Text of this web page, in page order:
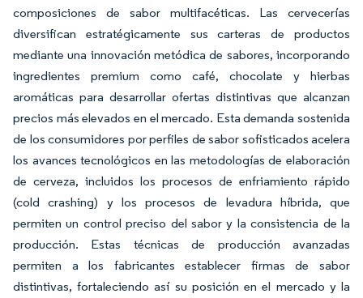
composiciones de sabor multifacéticas. Las cervecerías
diversifican estratégicamente sus carteras de productos
mediante una innovación metódica de sabores, incorporando
ingredientes premium como café, chocolate y hierbas
aromáticas para desarrollar ofertas distintivas que alcanzan
precios más elevados en el mercado. Esta demanda sostenida
de los consumidores por perfiles de sabor sofisticados acelera
los avances tecnológicos en las metodologías de elaboración
de cerveza, incluidos los procesos de enfriamiento rápido
(cold crashing) y los procesos de levadura híbrida, que
permiten un control preciso del sabor y la consistencia de la
producción. Estas técnicas de producción avanzadas
permiten a los fabricantes establecer firmas de sabor
distintivas, fortaleciendo así su posición en el mercado y la